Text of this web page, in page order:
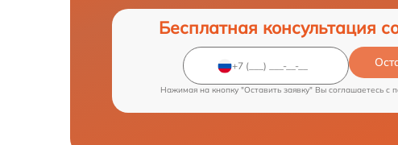
Бесплатная консультация
Нажимая на кнопку "Оставить заявку" Вы соглашаетесь c